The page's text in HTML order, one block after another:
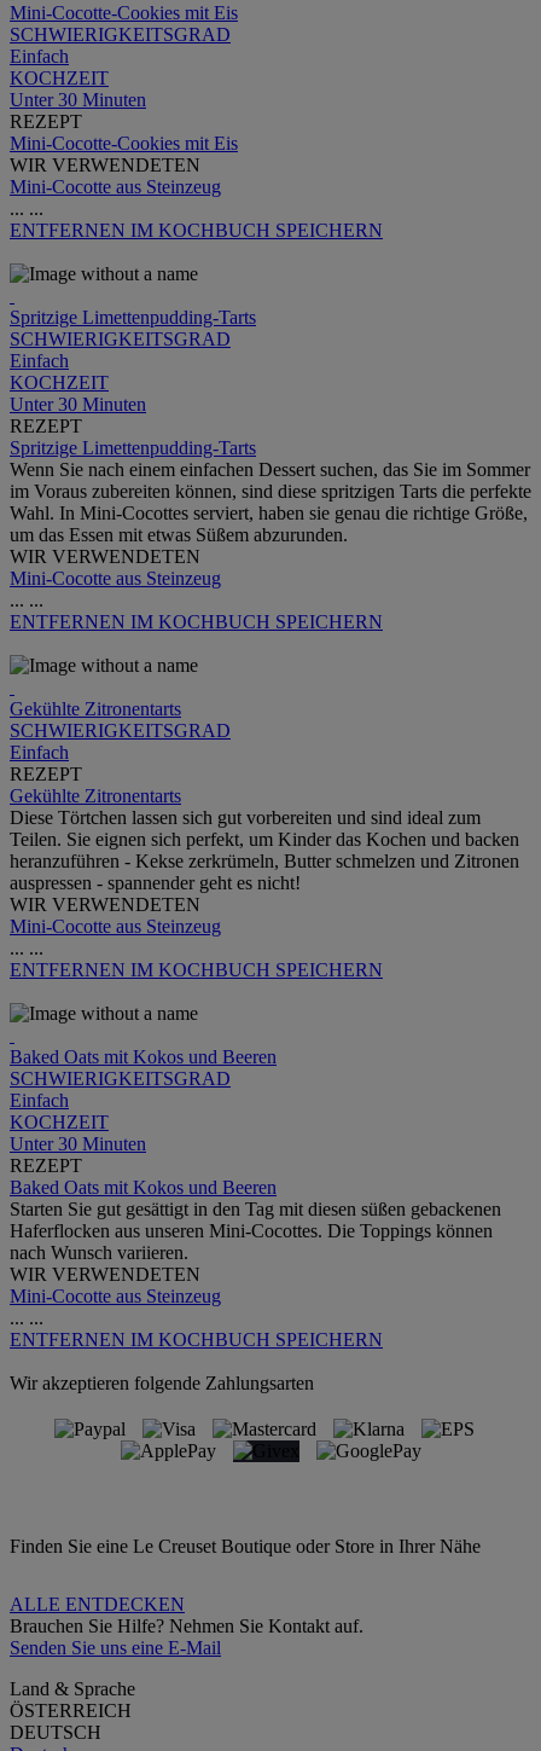
Mini-Cocotte-Cookies mit Eis
SCHWIERIGKEITSGRAD
Einfach
KOCHZEIT
Unter 30 Minuten
REZEPT
Mini-Cocotte-Cookies mit Eis
WIR VERWENDETEN
Mini-Cocotte aus Steinzeug
... ...
ENTFERNEN IM KOCHBUCH SPEICHERN
Spritzige Limettenpudding-Tarts
SCHWIERIGKEITSGRAD
Einfach
KOCHZEIT
Unter 30 Minuten
REZEPT
Spritzige Limettenpudding-Tarts
Wenn Sie nach einem einfachen Dessert suchen, das Sie im Sommer
im Voraus zubereiten können, sind diese spritzigen Tarts die perfekte
Wahl. In Mini-Cocottes serviert, haben sie genau die richtige Größe,
um das Essen mit etwas Süßem abzurunden.
WIR VERWENDETEN
Mini-Cocotte aus Steinzeug
... ...
ENTFERNEN IM KOCHBUCH SPEICHERN
Gekühlte Zitronentarts
SCHWIERIGKEITSGRAD
Einfach
REZEPT
Gekühlte Zitronentarts
Diese Törtchen lassen sich gut vorbereiten und sind ideal zum
Teilen. Sie eignen sich perfekt, um Kinder das Kochen und backen
heranzuführen - Kekse zerkrümeln, Butter schmelzen und Zitronen
auspressen - spannender geht es nicht!
WIR VERWENDETEN
Mini-Cocotte aus Steinzeug
... ...
ENTFERNEN IM KOCHBUCH SPEICHERN
Baked Oats mit Kokos und Beeren
SCHWIERIGKEITSGRAD
Einfach
KOCHZEIT
Unter 30 Minuten
REZEPT
Baked Oats mit Kokos und Beeren
Starten Sie gut gesättigt in den Tag mit diesen süßen gebackenen
Haferflocken aus unseren Mini-Cocottes. Die Toppings können
nach Wunsch variieren.
WIR VERWENDETEN
Mini-Cocotte aus Steinzeug
... ...
ENTFERNEN IM KOCHBUCH SPEICHERN
Wir akzeptieren folgende Zahlungsarten
Finden Sie eine Le Creuset Boutique oder Store in Ihrer Nähe
ALLE ENTDECKEN
Brauchen Sie Hilfe? Nehmen Sie Kontakt auf.
Senden Sie uns eine E-Mail
Land & Sprache
ÖSTERREICH
DEUTSCH